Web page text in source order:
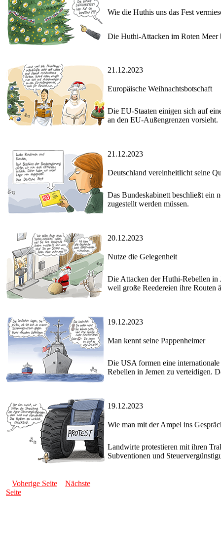
Wie die Huthis uns das Fest
Die Huthi-Attacken im Roten Meer
21.12.2023
Europäische Weihnachtsbotschaft
Die EU-Staaten einigen sich auf
an den EU-Außengrenzen vorsieht.
21.12.2023
Deutschland vereinheitlicht seine
Das Bundeskabinett beschließt ein
zugestellt werden müssen.
20.12.2023
Nutze die Gelegenheit
Die Attacken der Huthi-Rebellen in
weil große Reedereien ihre Routen
19.12.2023
Man kennt seine Pappenheimer
Die USA formen eine
Rebellen in Jemen zu verteidigen.
19.12.2023
Wie man mit der Ampel ins
Landwirte protestieren mit ihren
Subventionen und
Voherige Seite
Nächste
Seite